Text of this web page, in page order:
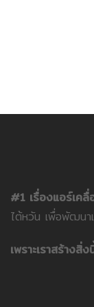
#1 เรื่องแอร์เคลื่
ไต้หวัน เพื่อพัฒนา
เพราะเราสร้างสิ่